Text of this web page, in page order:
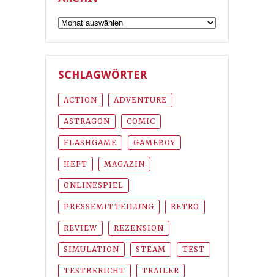
Archiv
SCHLAGWÖRTER
ACTION ADVENTURE
ASTRAGON COMIC
FLASHGAME GAMEBOY
HEFT MAGAZIN
ONLINESPIEL
PRESSEMITTEILUNG RETRO
REVIEW REZENSION
SIMULATION STEAM TEST
TESTBERICHT TRAILER